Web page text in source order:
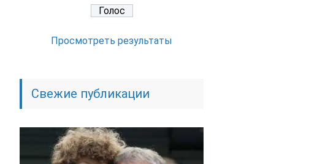
Просмотреть результаты
Свежие публикации